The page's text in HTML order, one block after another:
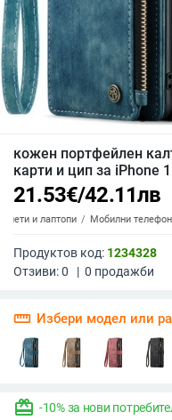
кожен портфейлен
карти и цип за iPhone
21.53€/42.11лв
и лаптопи Мобилни
Продуктов код: 1234328
Отзиви:0 | 0 продажби
straighten Избери модел или
redeem -10% за нови